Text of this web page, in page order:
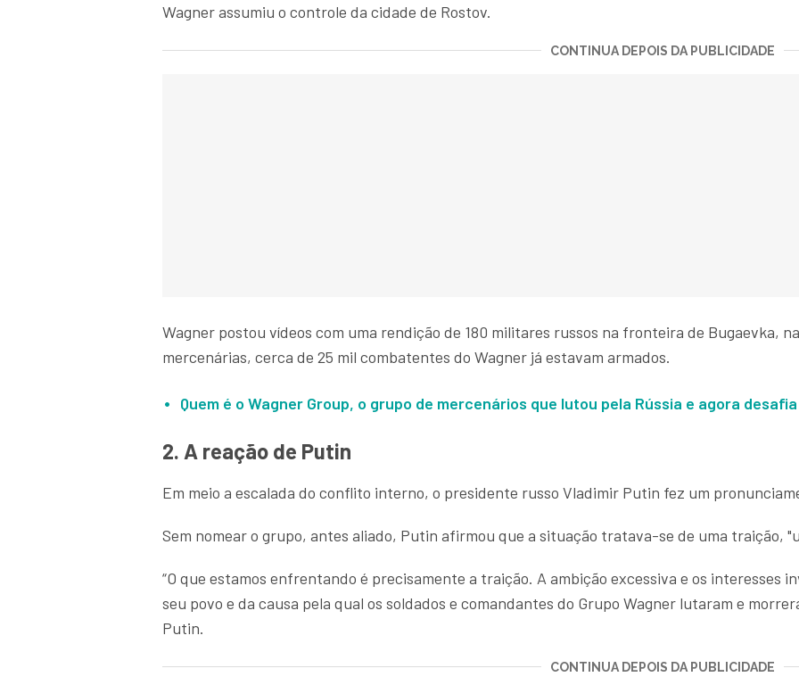
Wagner assumiu o controle da cidade de Rostov.
CONTINUA DEPOIS DA PUBLICIDADE
Wagner postou vídeos com uma rendição de 180 militares russos na fronteira de Bugaevka,
mercenárias, cerca de 25 mil combatentes do Wagner já estavam armados.
Quem é o Wagner Group, o grupo de mercenários que lutou pela Rússia e agora
2. A reação de Putin
Em meio a escalada do conflito interno, o presidente russo Vladimir Putin fez um
Sem nomear o grupo, antes aliado, Putin afirmou que a situação tratava-se de uma traição,
“O que estamos enfrentando é precisamente a traição. A ambição excessiva e os interesses
seu povo e da causa pela qual os soldados e comandantes do Grupo Wagner lutaram e
Putin.
CONTINUA DEPOIS DA PUBLICIDADE